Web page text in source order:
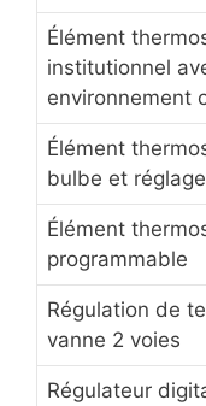
Élément
institutionnel
environnement
Élément
bulbe et
Élément
programmable
Régulation de
vanne 2 voies
Régulateur